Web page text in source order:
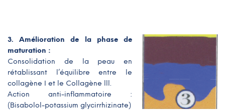
3. Amélioration de la phase de
maturation :
Consolidation de la peau en
rétablissant l’équilibre entre le
collagène I et le Collagène lll.
Action anti-inflammatoire :
(Bisabolol-potassium glycirrhizinate)